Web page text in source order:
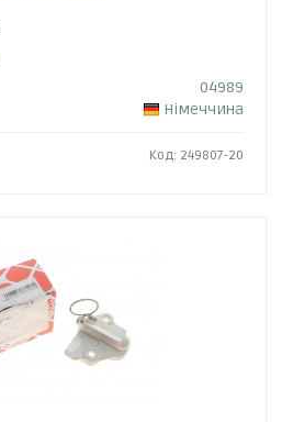
04989
Німеччина
Код: 249807-20